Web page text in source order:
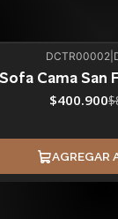
DCTR00002
Sofa Cama San
$400.900
AGREGAR